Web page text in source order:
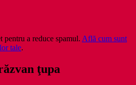
pentru a reduce spamul. Află cum sunt
tale.
ţupa